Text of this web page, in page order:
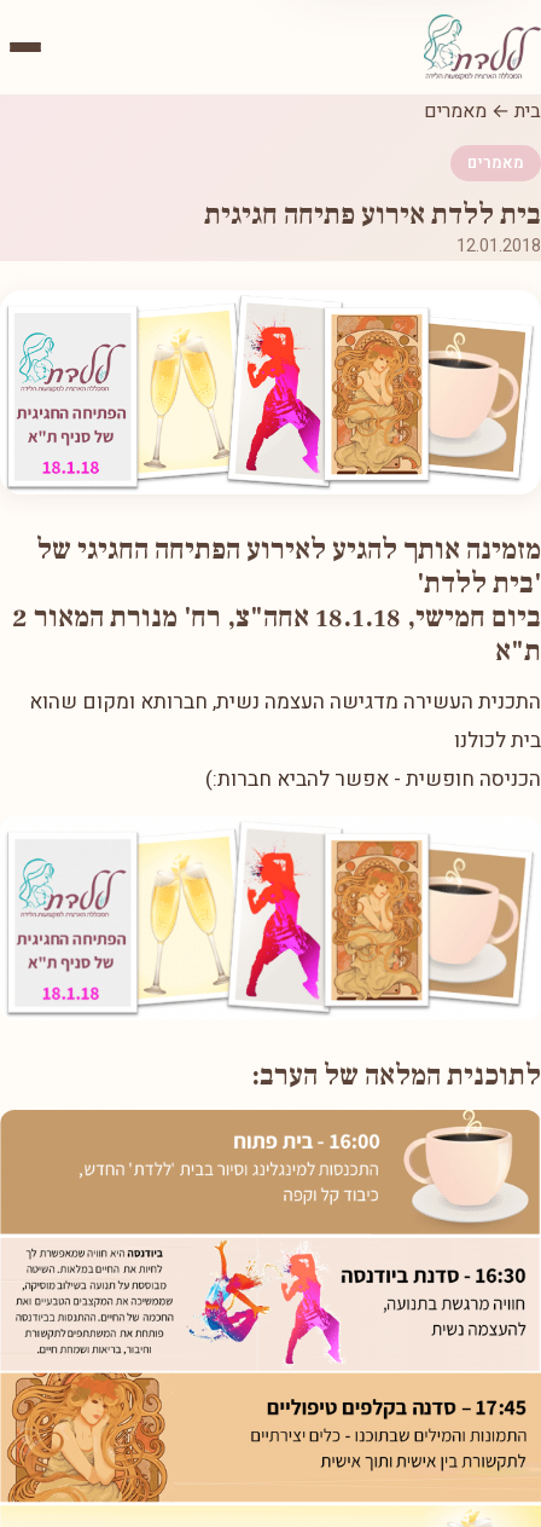
בית ← מאמרים
מאמרים
בית ללדת אירוע פתיחה חגיגית
12.01.2018
מזמינה אותך להגיע לאירוע הפתיחה החגיגי של
'בית ללדת'
ביום חמישי, 18.1.18 אחה"צ, רח' מנורת המאור 2
ת"א
התכנית העשירה מדגישה העצמה נשית, חברותא ומקום שהוא
בית לכולנו
הכניסה חופשית - אפשר להביא חברות:)
לתוכנית המלאה של הערב: